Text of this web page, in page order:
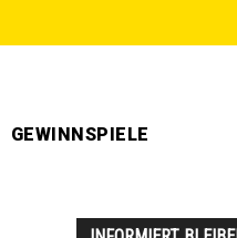
GEWINNSPIELE